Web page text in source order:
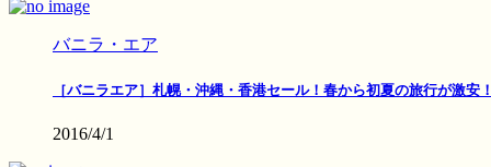
バニラ・エア
［バニラエア］札幌・沖縄・香港セール！春から初夏の旅行が激安！
2016/4/1